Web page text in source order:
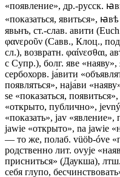
«появление», др.-русск.
«показаться, явиться»,
явьнъ, ст.-слав. авити
φανεροῦν (Савв., Клоц.,
сл.), возвратн. φαίνεσθαι,
с Супр.), болг. яве
сербохорв. jа́вити
появляться», наjа́ви
sе «показаться,
«открыто, публично»,
«показать», jаv
jawie «открыто», nа jawie
— то же, полаб. vüöb-óvе
родственно лит. оvуjе
присниться» (Даукша),
себя глупо,